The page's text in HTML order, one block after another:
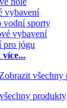
vybavení
vodní sporty
vybavení
pro jógu
produkty